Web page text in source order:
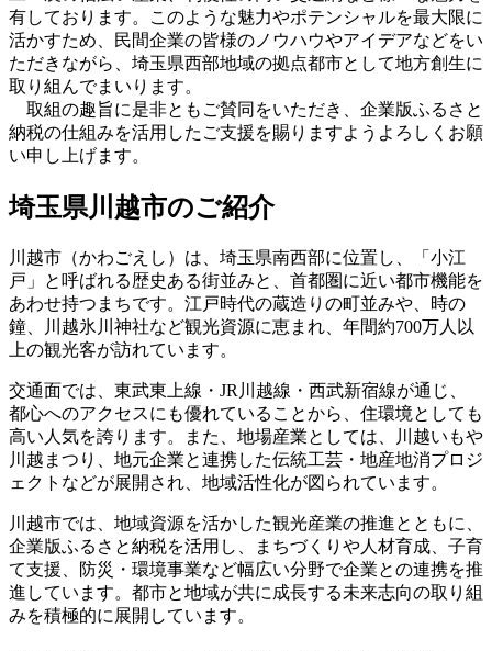
有しております。このような魅力やポテンシャルを最大限に
活かすため、民間企業の皆様のノウハウやアイデアなどをい
ただきながら、埼玉県西部地域の拠点都市として地方創生に
取り組んでまいります。
取組の趣旨に是非ともご賛同をいただき、企業版ふるさと
納税の仕組みを活用したご支援を賜りますようよろしくお願
い申し上げます。
埼玉県川越市のご紹介
川越市（かわごえし）は、埼玉県南西部に位置し、「小江
戸」と呼ばれる歴史ある街並みと、首都圏に近い都市機能を
あわせ持つまちです。江戸時代の蔵造りの町並みや、時の
鐘、川越氷川神社など観光資源に恵まれ、年間約700万人以
上の観光客が訪れています。
交通面では、東武東上線・JR川越線・西武新宿線が通じ、
都心へのアクセスにも優れていることから、住環境としても
高い人気を誇ります。また、地場産業としては、川越いもや
川越まつり、地元企業と連携した伝統工芸・地産地消プロジ
ェクトなどが展開され、地域活性化が図られています。
川越市では、地域資源を活かした観光産業の推進とともに、
企業版ふるさと納税を活用し、まちづくりや人材育成、子育
て支援、防災・環境事業など幅広い分野で企業との連携を推
進しています。都市と地域が共に成長する未来志向の取り組
みを積極的に展開しています。